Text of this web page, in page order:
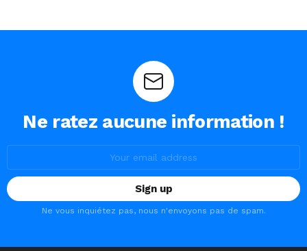
Ne ratez aucune information !
Ne vous inquiétez pas, nous n'envoyons pas de spam.